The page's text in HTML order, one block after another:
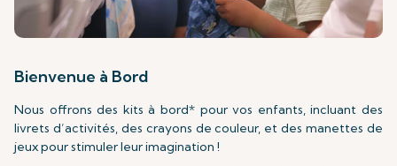
Bienvenue à Bord
Nous offrons des kits à bord* pour vos enfants, incluant des
livrets d’activités, des crayons de couleur, et des manettes de
jeux pour stimuler leur imagination !